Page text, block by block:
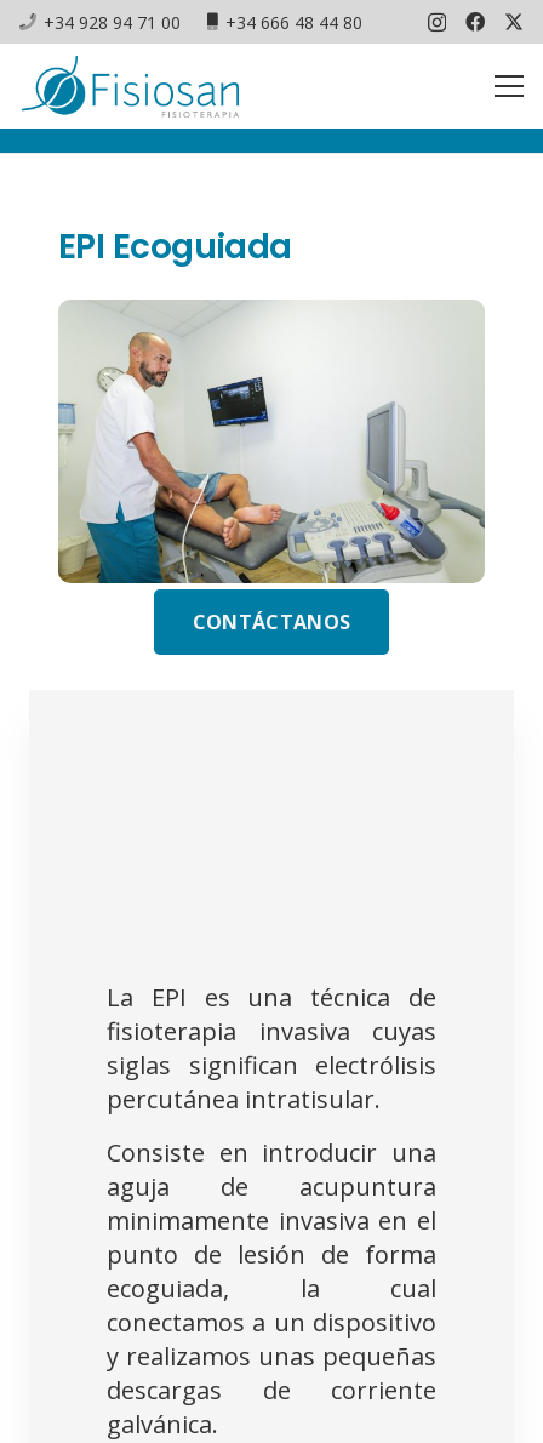
+34 928 94 71 00 +34 666 48 44 80
La EPI es una técnica de
fisioterapia invasiva cuyas
siglas significan electrólisis
percutánea intratisular.
Consiste en introducir una
aguja de acupuntura
minimamente invasiva en el
punto de lesión de forma
ecoguiada, la cual
conectamos a un dispositivo
y realizamos unas pequeñas
descargas de corriente
galvánica.
EPI Ecoguiada
CONTÁCTANOS